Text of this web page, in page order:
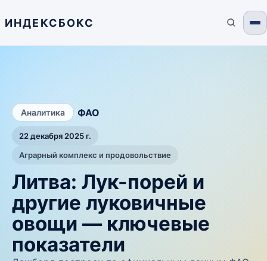
ИНДЕКСБОКС
Аналитика ФАО
22 декабря 2025 г.
Аграрный комплекс и продовольствие
Литва: Лук-порей и
другие луковичные
овощи — ключевые
показатели